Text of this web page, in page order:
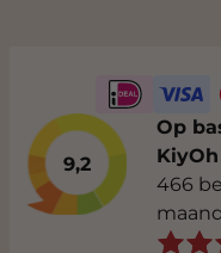
9,2
Op
KiyOh
466